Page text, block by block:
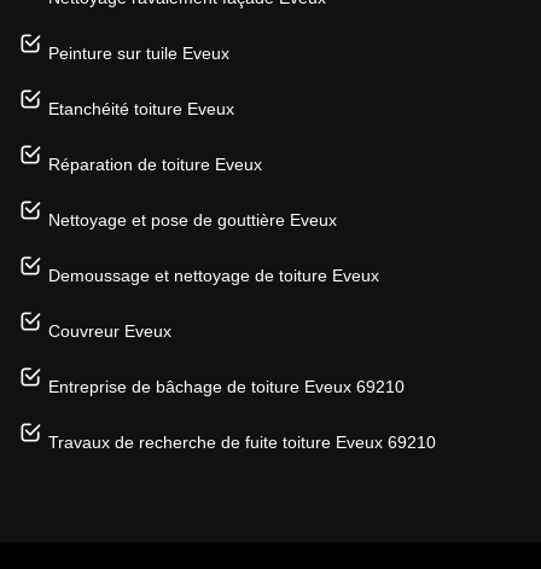
Peinture sur tuile Eveux
Etanchéité toiture Eveux
Réparation de toiture Eveux
Nettoyage et pose de gouttière Eveux
Demoussage et nettoyage de toiture Eveux
Couvreur Eveux
Entreprise de bâchage de toiture Eveux 69210
Travaux de recherche de fuite toiture Eveux 69210